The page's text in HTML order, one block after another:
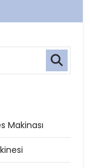
Makinası